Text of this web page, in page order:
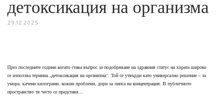
детоксикация на организма
29.12.2025
През последните години когато става въпрос за подобряване на здравния статус на хората широко
се използва термина „детоксикация на организма“. Той се утвърди като универсално решение – за
умора, качени килограми, кожни проблеми, дори за липса на концентрация. В публичното
пространство тя често се представя…